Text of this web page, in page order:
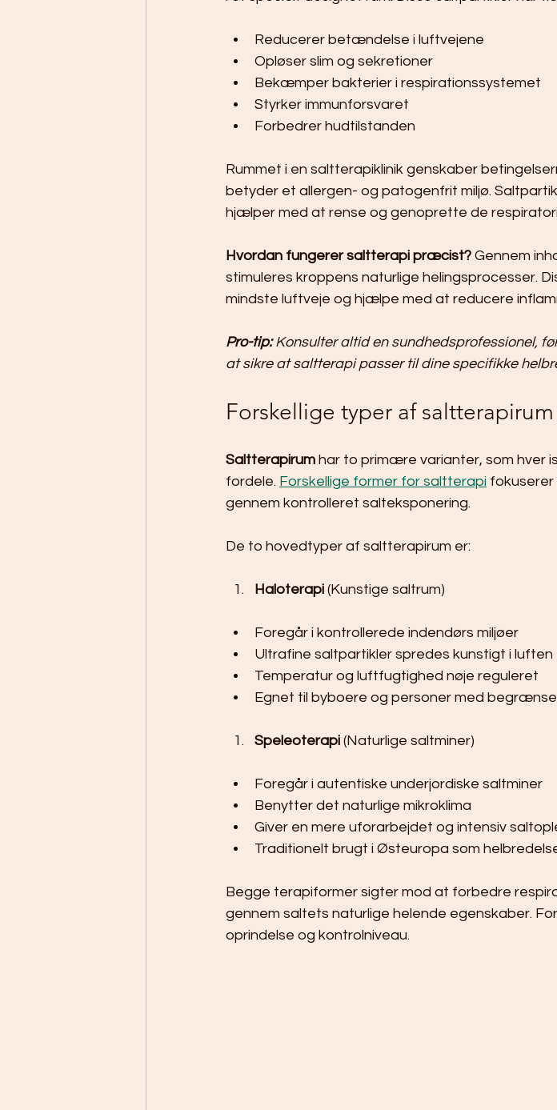
Reducerer betændelse i luftvejene
Opløser slim og sekretioner
Bekæmper bakterier i respirationssystemet
Styrker immunforsvaret
Forbedrer hudtilstanden
Rummet i en saltterapiklinik genskaber
betyder et allergen- og patogenfrit miljø.
hjælper med at rense og genoprette de
Hvordan fungerer saltterapi præcist? Gennem
stimuleres kroppens naturlige helingsprocesser.
mindste luftveje og hjælpe med at reducere
Pro-tip: Konsulter altid en sundhedsprofessionel,
at sikre at saltterapi passer til dine specifikke
Forskellige typer af saltterapirum
Saltterapirum har to primære varianter, som hver
fordele. Forskellige former for saltterapi fokuserer
gennem kontrolleret salteksponering.
De to hovedtyper af saltterapirum er:
Haloterapi (Kunstige saltrum)
Foregår i kontrollerede indendørs miljøer
Ultrafine saltpartikler spredes kunstigt i luften
Temperatur og luftfugtighed nøje reguleret
Egnet til byboere og personer med
Speleoterapi (Naturlige saltminer)
Foregår i autentiske underjordiske saltminer
Benytter det naturlige mikroklima
Giver en mere uforarbejdet og intensiv
Traditionelt brugt i Østeuropa som
Begge terapiformer sigter mod at forbedre
gennem saltets naturlige helende egenskaber.
oprindelse og kontrolniveau.